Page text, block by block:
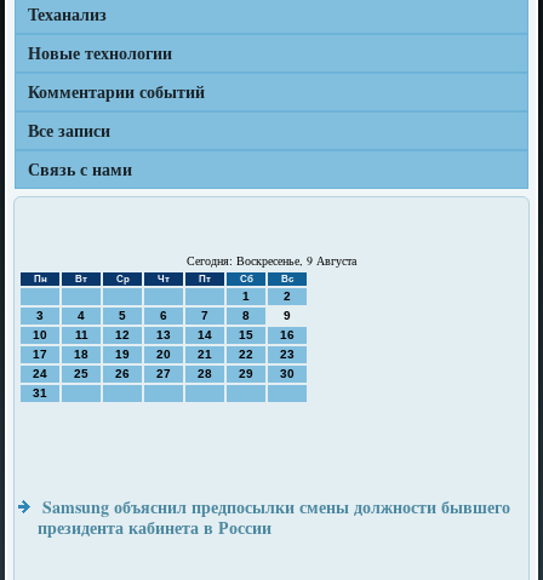
Теханализ
Новые технологии
Комментарии событий
Все записи
Связь с нами
Сегодня: Воскресенье, 9 Августа
Пн Вт Ср Чт Пт Сб Вс
1
2
3
4 5 6 7 8
9
10
11 12 13 14 15
16
17
18 19 20 21 22
23
24
25 26 27 28 29
30
31
Samsung объяснил предпосылки смены должности бывшего
президента кабинета в России